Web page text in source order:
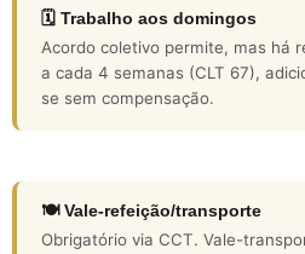
🗓️ Trabalho aos domingos
Acordo coletivo permite, mas há
a cada 4 semanas (CLT 67),
se sem compensação.
🍽️ Vale-refeição/transporte
Obrigatório via CCT. Vale-